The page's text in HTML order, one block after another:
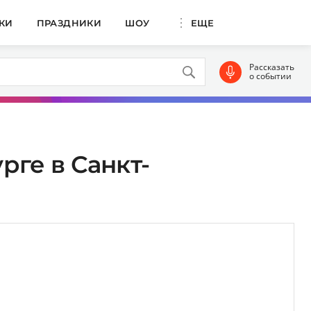
ПРАЗДНИКИ ШОУ ЕЩЕ
Рассказать
о событии
в Санкт-